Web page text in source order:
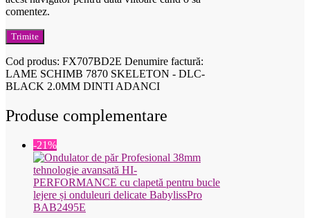
comentez.
Cod produs: FX707BD2E Denumire factură:
LAME SCHIMB 7870 SKELETON - DLC-
BLACK 2.0MM DINTI ADANCI
Produse complementare
-21%